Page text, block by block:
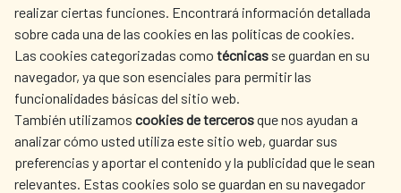
realizar ciertas funciones. Encontrará información detallada
sobre cada una de las cookies en las políticas de cookies.
Las cookies categorizadas como técnicas se guardan en su
navegador, ya que son esenciales para permitir las
funcionalidades básicas del sitio web.
También utilizamos cookies de tercerosque nos ayudan a
analizar cómo usted utiliza este sitio web, guardar sus
preferencias y aportar el contenido y la publicidad que le sean
relevantes. Estas cookies solo se guardan en su navegador
AECID
WHERE DO WE COOPERATE?
SPANISH HUMANITARIAN
ACTION
PRESS ROOM
CULTURE AND SCIENCE LIBRARY